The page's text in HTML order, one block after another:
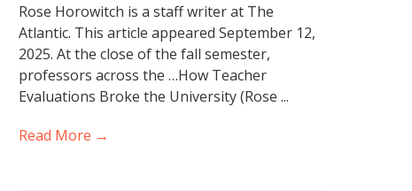
Rose Horowitch is a staff writer at The
Atlantic. This article appeared September 12,
2025. At the close of the fall semester,
professors across the …How Teacher
Evaluations Broke the University (Rose ...
Read More →